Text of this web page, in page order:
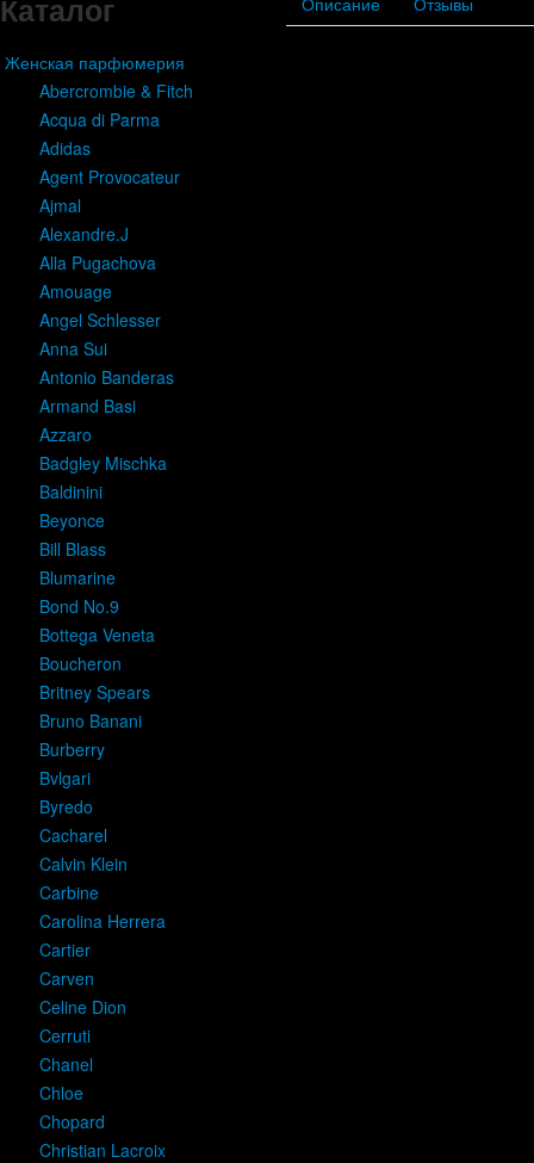
Каталог
Женская парфюмерия
Abercrombie & Fitch
Acqua di Parma
Adidas
Agent Provocateur
Ajmal
Alexandre.J
Alla Pugachova
Amouage
Angel Schlesser
Anna Sui
Antonio Banderas
Armand Basi
Azzaro
Badgley Mischka
Baldinini
Beyonce
Bill Blass
Blumarine
Bond No.9
Bottega Veneta
Boucheron
Britney Spears
Bruno Banani
Burberry
Bvlgari
Byredo
Cacharel
Calvin Klein
Carbine
Carolina Herrera
Cartier
Carven
Celine Dion
Cerruti
Chanel
Chloe
Chopard
Christian Lacroix